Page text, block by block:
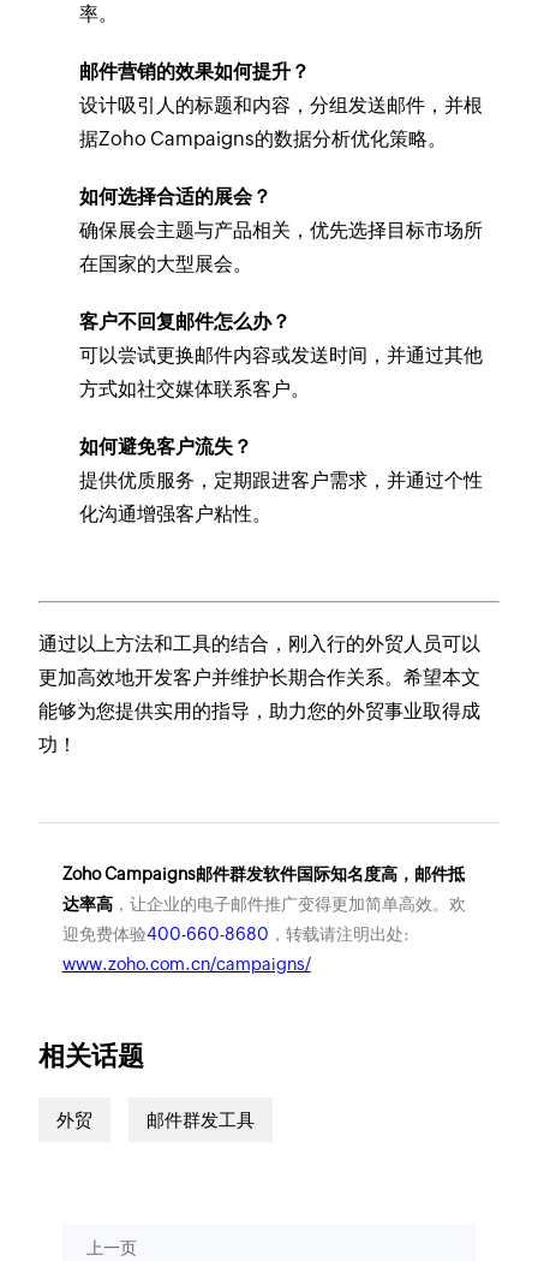
率。
邮件营销的效果如何提升？
设计吸引人的标题和内容，分组发送邮件，并根
据Zoho Campaigns的数据分析优化策略。
如何选择合适的展会？
确保展会主题与产品相关，优先选择目标市场所
在国家的大型展会。
客户不回复邮件怎么办？
可以尝试更换邮件内容或发送时间，并通过其他
方式如社交媒体联系客户。
如何避免客户流失？
提供优质服务，定期跟进客户需求，并通过个性
化沟通增强客户粘性。
通过以上方法和工具的结合，刚入行的外贸人员可以
更加高效地开发客户并维护长期合作关系。希望本文
能够为您提供实用的指导，助力您的外贸事业取得成
功！
Zoho Campaigns邮件群发软件国际知名度高，邮件抵
达率高，让企业的电子邮件推广变得更加简单高效。欢
迎免费体验400-660-8680 ，转载请注明出处:
www.zoho.com.cn/campaigns/
相关话题
外贸 邮件群发工具
上一页